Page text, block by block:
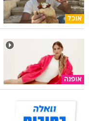
אוכל
אופנה